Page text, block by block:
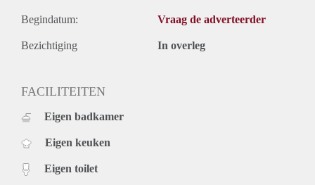
Begindatum: Vraag de adverteerder
Bezichtiging In overleg
FACILITEITEN
Eigen badkamer
Eigen keuken
Eigen toilet